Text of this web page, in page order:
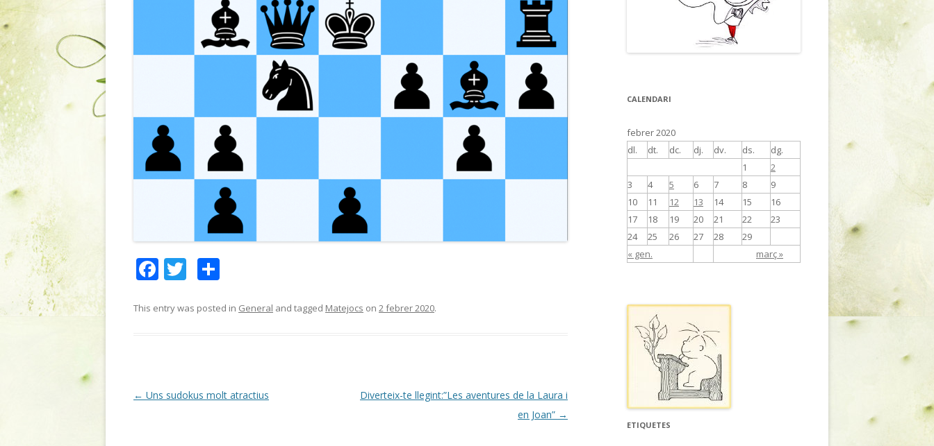
F
e
k
T
itt m
ix
This entry was posted in General and tagged Matejocs on 2 febrer 2020.
Post
← Uns sudokus molt atractius
Diverteix-te llegint:”Les aventures de la Laura i
en Joan” →
CALENDARI
febrer 2020
dl.
dt. dc. dj. dv. ds. dg.
« gen. març »
1
2
3
4 5 6 7 8
9
10
11 12 13 14 15
16
17
18 19 20 21 22
23
24
25 26 27 28 29
ETIQUETES